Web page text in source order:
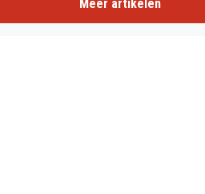
Meer artikelen